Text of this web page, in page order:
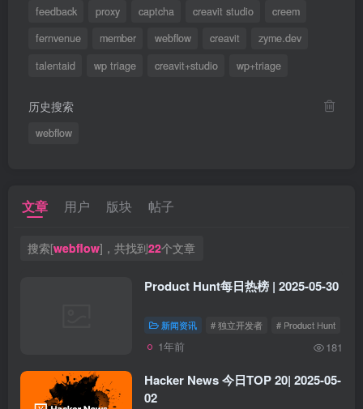
feedback
proxy captcha creavit studio
creem
fernvenue
member webflow creavit
zyme.dev
talentaid
wp triage creavit+studio wp+triage
历史搜索
webflow
文章 用户 版块 帖子
搜索[webflow]，共找到22个文章
Product Hunt每日热榜 | 2025-05-30
新闻资讯 # 独立开发者 # Product Hunt
1年前 181
Hacker News 今日TOP 20| 2025-05-
02